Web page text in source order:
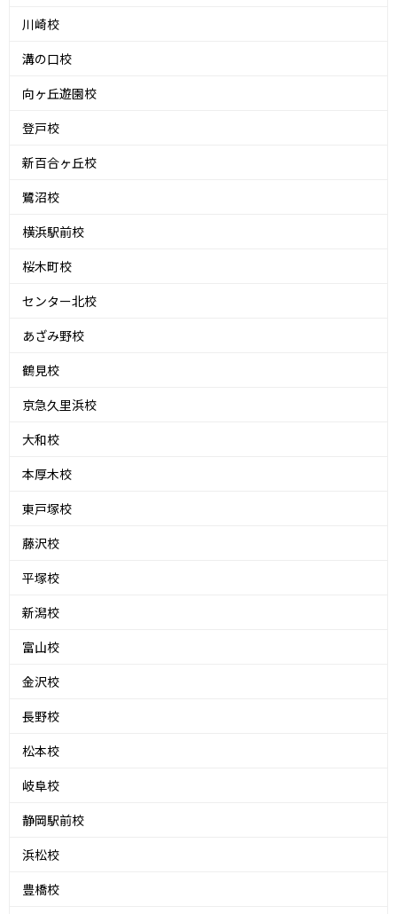
川崎校
溝の口校
向ヶ丘遊園校
登戸校
新百合ヶ丘校
鷺沼校
横浜駅前校
桜木町校
センター北校
あざみ野校
鶴見校
京急久里浜校
大和校
本厚木校
東戸塚校
藤沢校
平塚校
新潟校
富山校
金沢校
長野校
松本校
岐阜校
静岡駅前校
浜松校
豊橋校